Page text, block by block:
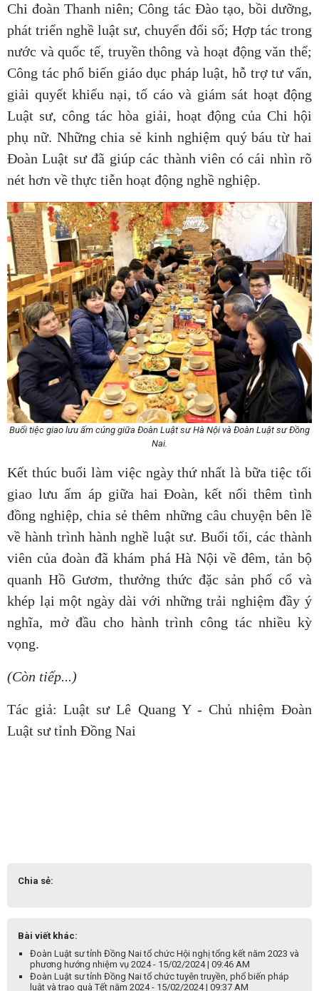
Chi đoàn Thanh niên; Công tác Đào tạo, bồi dưỡng,
phát triển nghề luật sư, chuyển đổi số; Hợp tác trong
nước và quốc tế, truyền thông và hoạt động văn thể;
Công tác phổ biến giáo dục pháp luật, hỗ trợ tư vấn,
giải quyết khiếu nại, tố cáo và giám sát hoạt động
Luật sư, công tác hòa giải, hoạt động của Chi hội
phụ nữ. Những chia sẻ kinh nghiệm quý báu từ hai
Đoàn Luật sư đã giúp các thành viên có cái nhìn rõ
nét hơn về thực tiễn hoạt động nghề nghiệp.
Buổi tiệc giao lưu ấm cúng giữa Đoàn Luật sư Hà Nội và Đoàn Luật sư Đồng
Nai.
Kết thúc buổi làm việc ngày thứ nhất là bữa tiệc tối
giao lưu ấm áp giữa hai Đoàn, kết nối thêm tình
đồng nghiệp, chia sẻ thêm những câu chuyện bên lề
về hành trình hành nghề luật sư. Buổi tối, các thành
viên của đoàn đã khám phá Hà Nội về đêm, tản bộ
quanh Hồ Gươm, thưởng thức đặc sản phố cổ và
khép lại một ngày dài với những trải nghiệm đầy ý
nghĩa, mở đầu cho hành trình công tác nhiều kỳ
vọng.
(Còn tiếp...)
Tác giả: Luật sư Lê Quang Y - Chủ nhiệm Đoàn
Luật sư tỉnh Đồng Nai
Chia sẻ:
Bài viết khác:
Đoàn Luật sư tỉnh Đồng Nai tổ chức Hội nghị tổng kết năm 2023 và
phương hướng nhiệm vụ 2024 - 15/02/2024 | 09:46 AM
Đoàn Luật sư tỉnh Đồng Nai tổ chức tuyên truyền, phổ biến pháp
luật và trao quà Tết năm 2024 - 15/02/2024 | 09:37 AM